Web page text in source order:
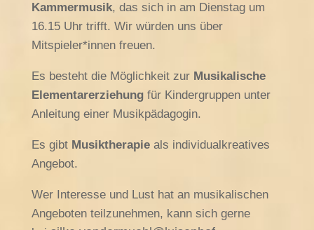
Kammermusik, das sich in am Dienstag um
16.15 Uhr trifft. Wir würden uns über
Mitspieler*innen freuen.
Es besteht die Möglichkeit zur Musikalische
Elementarerziehungfür Kindergruppen unter
Anleitung einer Musikpädagogin.
Es gibt Musiktherapieals individualkreatives
Angebot.
Wer Interesse und Lust hat an musikalischen
Angeboten teilzunehmen, kann sich gerne